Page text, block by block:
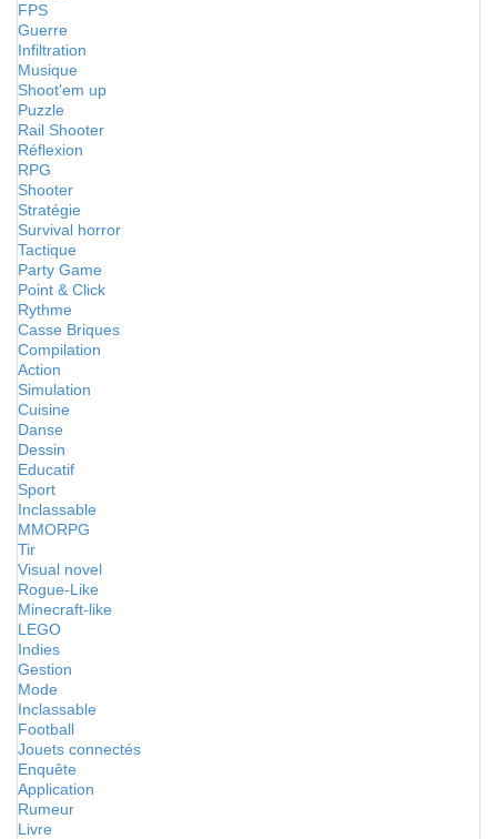
FPS
Guerre
Infiltration
Musique
Shoot'em up
Puzzle
Rail Shooter
Réflexion
RPG
Shooter
Stratégie
Survival horror
Tactique
Party Game
Point & Click
Rythme
Casse Briques
Compilation
Action
Simulation
Cuisine
Danse
Dessin
Educatif
Sport
Inclassable
MMORPG
Tir
Visual novel
Rogue-Like
Minecraft-like
LEGO
Indies
Gestion
Mode
Inclassable
Football
Jouets connectés
Enquête
Application
Rumeur
Livre